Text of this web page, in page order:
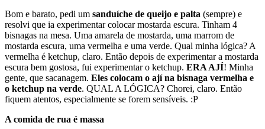
Bom e barato, pedi um sanduíche de queijo e palta (sempre) e
resolvi que ia experimentar colocar mostarda escura. Tinham 4
bisnagas na mesa. Uma amarela de mostarda, uma marrom de
mostarda escura, uma vermelha e uma verde. Qual minha lógica? A
vermelha é ketchup, claro. Então depois de experimentar a mostarda
escura bem gostosa, fui experimentar o ketchup. ERA AJÍ! Minha
gente, que sacanagem. Eles colocam o ají na bisnaga vermelha e
o ketchup na verde. QUAL A LÓGICA? Chorei, claro. Então
fiquem atentos, especialmente se forem sensíveis. :P
A comida de rua é massa